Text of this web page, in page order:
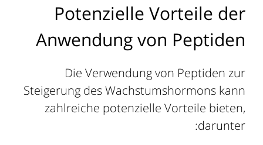
Potenzielle Vorteile der
Anwendung von Peptiden
Die Verwendung von Peptiden zur
Steigerung des Wachstumshormons kann
zahlreiche potenzielle Vorteile bieten,
darunter: